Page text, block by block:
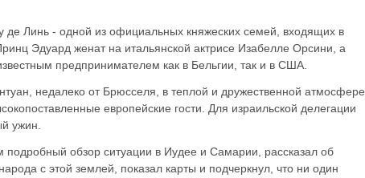
де Линь - одной из официальных княжеских семей, входящих в
Эдуард женат на итальянской актрисе Изабелле Орсини, а
предпринимателем как в Бельгии, так и в США.
недалеко от Брюсселя, в теплой и дружественной атмосфере.
европейские гости. Для израильской делегации
ужин.
подробный обзор ситуации в Иудее и Самарии, рассказал об
с этой землей, показал карты и подчеркнул, что ни один